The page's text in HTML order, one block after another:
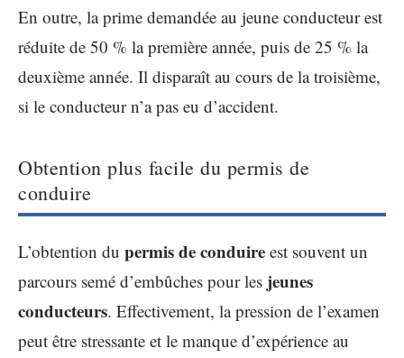
En outre, la prime demandée au jeune conducteur est
réduite de 50 % la première année, puis de 25 % la
deuxième année. Il disparaît au cours de la troisième,
si le conducteur n’a pas eu d’accident.
Obtention plus facile du permis de
conduire
L’obtention du permis de conduire est souvent un
parcours semé d’embûches pour les jeunes
conducteurs. Effectivement, la pression de l’examen
peut être stressante et le manque d’expérience au